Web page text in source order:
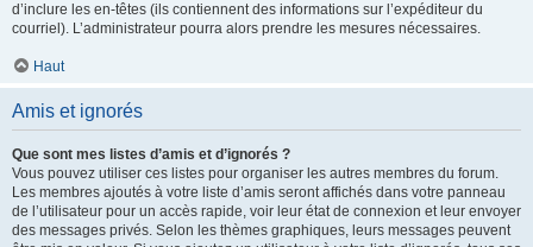
d’inclure les en-têtes (ils contiennent des informations sur l’expéditeur du
courriel). L’administrateur pourra alors prendre les mesures nécessaires.
Haut
Amis et ignorés
Que sont mes listes d’amis et d’ignorés ?
Vous pouvez utiliser ces listes pour organiser les autres membres du forum.
Les membres ajoutés à votre liste d’amis seront affichés dans votre panneau
de l’utilisateur pour un accès rapide, voir leur état de connexion et leur envoyer
des messages privés. Selon les thèmes graphiques, leurs messages peuvent